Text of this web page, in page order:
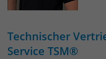
Technischer
Service TSM®